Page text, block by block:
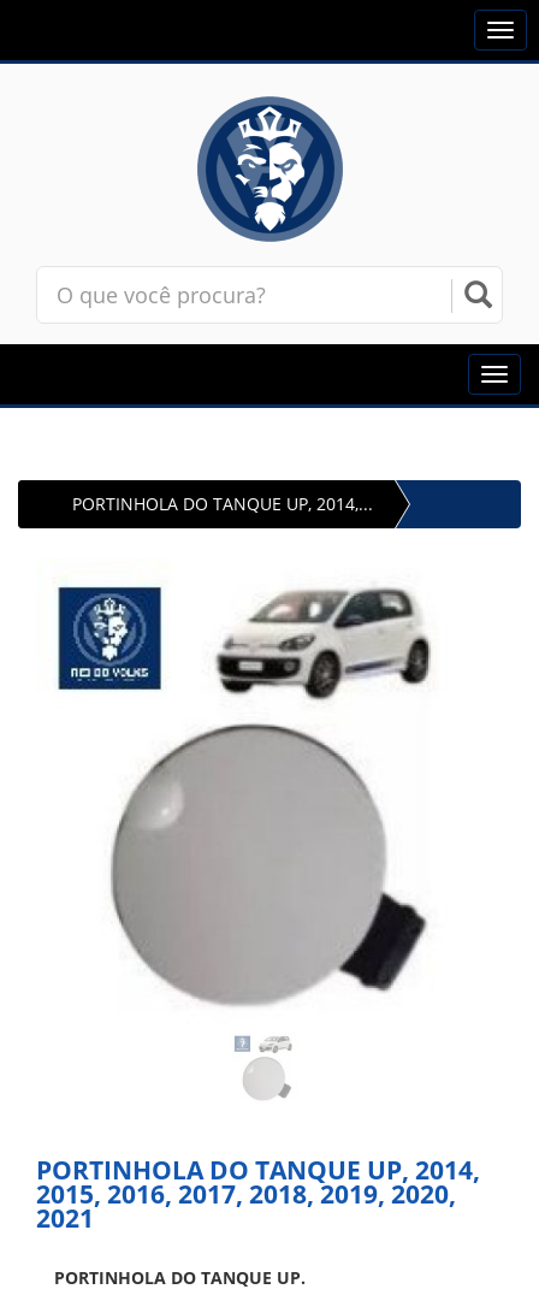
PORTINHOLA DO TANQUE UP, 2014,...
PORTINHOLA DO TANQUE UP, 2014,
2015, 2016, 2017, 2018, 2019, 2020,
2021
PORTINHOLA DO TANQUE UP.